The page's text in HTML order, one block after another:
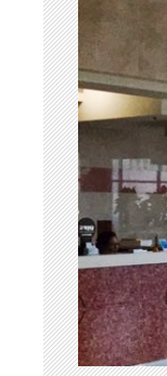
묘지조성
장례용품
납골함/유골함